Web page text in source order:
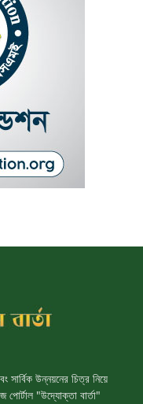
সার্বিক উন্নয়নের চিত্র নিয়ে
পোর্টাল "উদ্যোক্তা বার্তা"